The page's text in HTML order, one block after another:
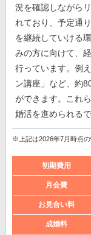
況を確認しながら
れており、予定通
を継続していける
みの方に向けて、
行っています。例
ン講座」など、約
ができます。これ
婚活を進められるで
※上記は2026年7月時点の
初期費用
月会費
お見合い料
成婚料